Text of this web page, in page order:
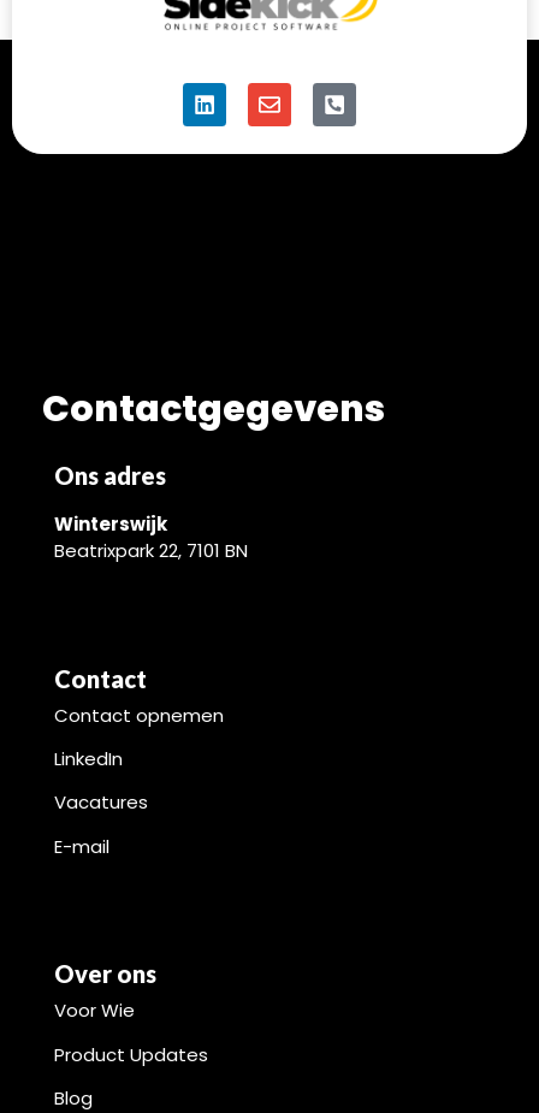
Contactgegevens
Ons adres
Winterswijk
Beatrixpark 22, 7101 BN
Contact
Contact opnemen
LinkedIn
Vacatures
E-mail
Over ons
Voor Wie
Product Updates
Blog